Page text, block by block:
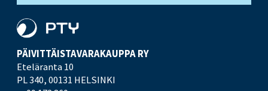
PÄIVITTÄISTAVARA­KAUPPA RY
Eteläranta 10
PL 340,00131 HELSINKI